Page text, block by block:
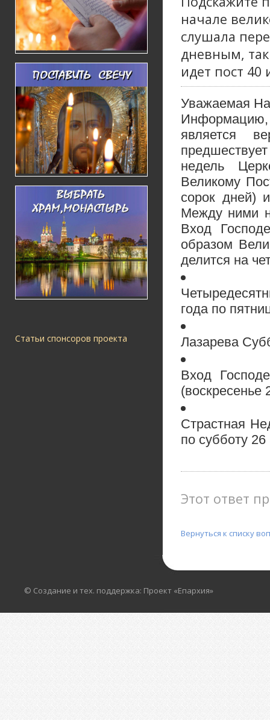
Статьи спонсоров проекта
начале
слушала
дневным,
идет пост 40
Уважаемая
Информацию,
является
недель
Великому
сорок дней)
Между ними
Вход
образом
делится на
года по
Лазарева
Вход
(воскресенье
Страстная
по субботу
Этот ответ
Вернуться к списку
© Создание и тех. поддержка: Проект «Епархия»